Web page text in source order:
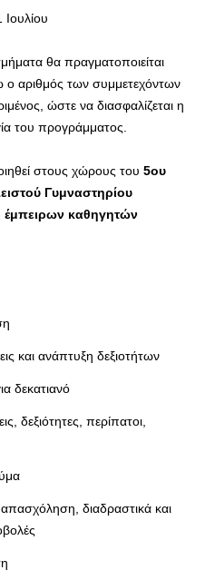
θα πραγματοποιείται
ο αριθμός των συμμετεχόντων
ώστε να διασφαλίζεται η
του προγράμματος.
στους χώρους του 5ου
Γυμναστηρίου
έμπειρων καθηγητών
και ανάπτυξη δεξιοτήτων
δεκατιανό
δεξιότητες, περίπατοι,
διαδραστικά και